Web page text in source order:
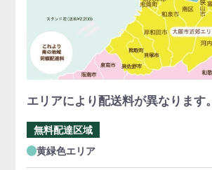
エリアにより配送料が異なります。
無料配達区域
黄緑色エリア